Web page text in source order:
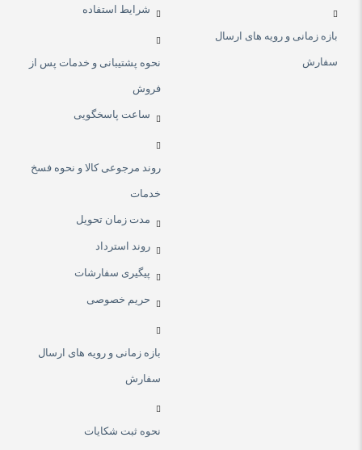
بازه زمانی و رویه های ارسال
سفارش
شرایط استفاده
نحوه پشتیبانی و خدمات پس از
فروش
ساعت پاسخگویی
روند مرجوعی کالا و نحوه فسخ
خدمات
مدت زمان تحویل
روند استرداد
پیگیری سفارشات
حریم خصوصی
بازه زمانی و رویه های ارسال
سفارش
نحوه ثبت شکایات